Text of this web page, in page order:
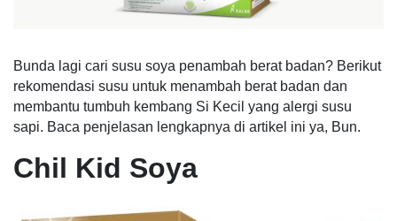
Bunda lagi cari susu soya penambah berat badan? Berikut
rekomendasi susu untuk menambah berat badan dan
membantu tumbuh kembang Si Kecil yang alergi susu
sapi. Baca penjelasan lengkapnya di artikel ini ya, Bun.
Chil Kid Soya